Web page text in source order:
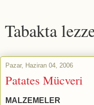
Tabakta
Pazar, Haziran 04, 2006
Patates Mücveri
MALZEMELER